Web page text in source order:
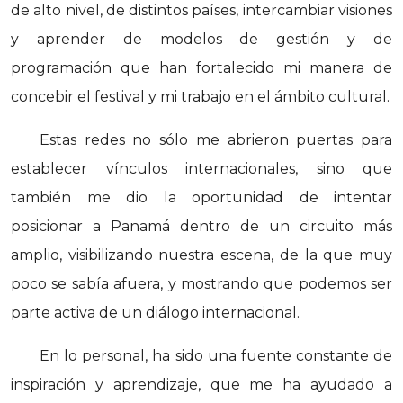
de alto nivel, de distintos países, intercambiar visiones
y aprender de modelos de gestión y de
programación que han fortalecido mi manera de
concebir el festival y mi trabajo en el ámbito cultural.
Estas redes no sólo me abrieron puertas para
establecer vínculos internacionales, sino que
también me dio la oportunidad de intentar
posicionar a Panamá dentro de un circuito más
amplio, visibilizando nuestra escena, de la que muy
poco se sabía afuera, y mostrando que podemos ser
parte activa de un diálogo internacional.
En lo personal, ha sido una fuente constante de
inspiración y aprendizaje, que me ha ayudado a